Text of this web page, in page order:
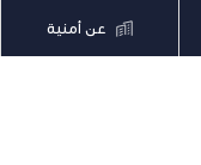
عن أمنية